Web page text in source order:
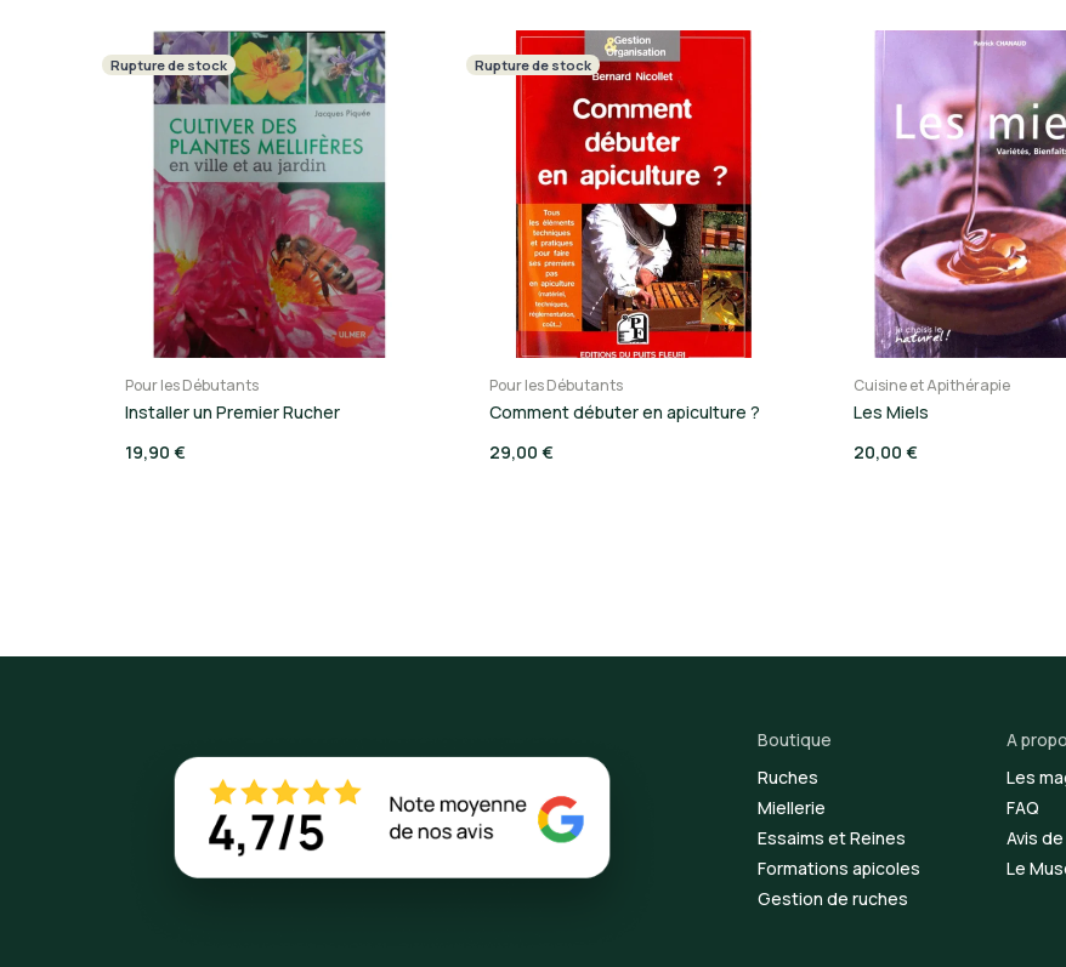
Rupture de stock
Pour les Débutants
Installer un Premier Rucher
19,90 €
Rupture de stock
Pour les Débutants
Comment débuter en apiculture ?
29,00 €
Cuisine et Apithérapie
Les Miels
20,00 €
Boutique
Ruches
Miellerie
Essaims et Reines
Formations apicoles
Gestion de ruches
A
Les
FAQ
Avis
Le